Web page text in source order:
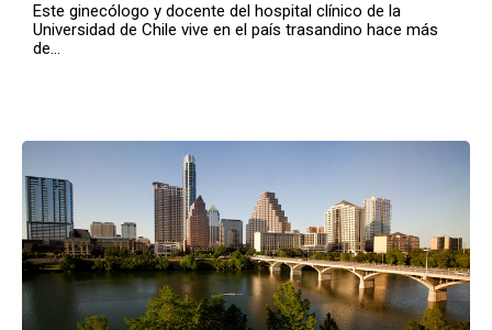
Este ginecólogo y docente del hospital clínico de la
Universidad de Chile vive en el país trasandino hace más
de…